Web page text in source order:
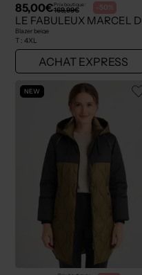
85,00€Prix boutique :
169,99€ -50%
LE FABULEUX MARCEL
Blazer beige
T : 4XL
ACHAT EXPRESS
NEW